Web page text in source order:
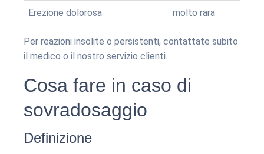
Erezione dolorosa molto rara
Per reazioni insolite o persistenti, contattate subito
il medico o il nostro servizio clienti.
Cosa fare in caso di
sovradosaggio
Definizione